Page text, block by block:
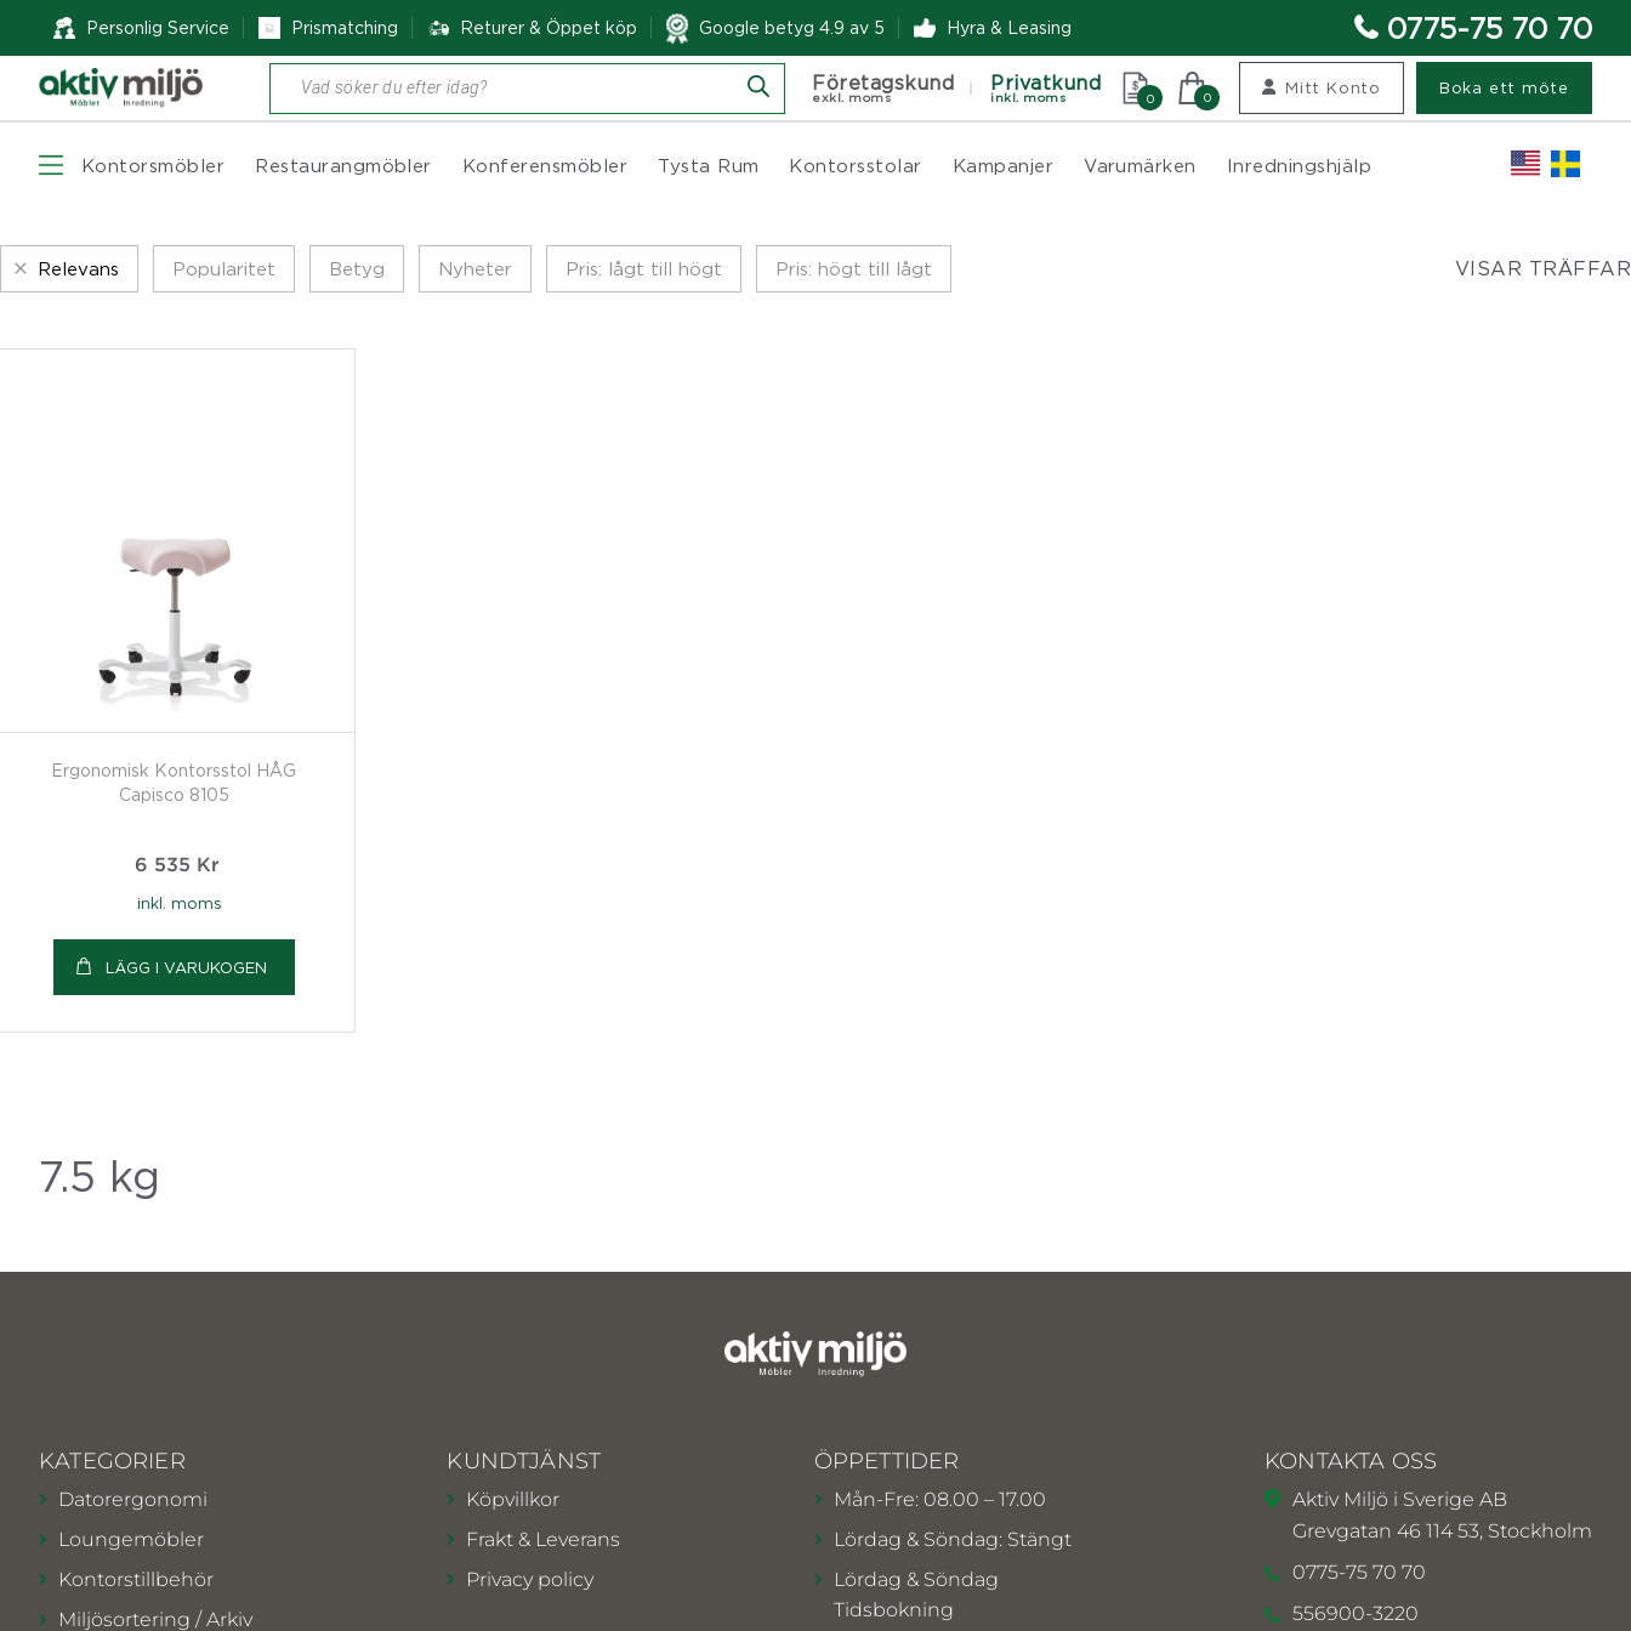
Personlig Service Prismatching Returer & Öppet köp Google betyg 4.9 av 5 Hyra & Leasing 0775-75 70 70
Produktsökning Företagskund
exkl. moms
Privatkund
inkl. moms 0 0
Mitt Konto Boka ett möte
Kontorsmöbler Restaurangmöbler Konferensmöbler Tysta Rum Kontorsstolar Kampanjer Varumärken Inredningshjälp
Relevans Popularitet Betyg Nyheter Pris: lågt till högt Pris: högt till lågt VISAR TRÄFFAR
Ergonomisk Kontorsstol HÅG
Capisco 8105
6 535 Kr
inkl. moms
LÄGG I VARUKOGEN
7.5 kg
KATEGORIER
Datorergonomi
Loungemöbler
Kontorstillbehör
Miljösortering / Arkiv
KUNDTJÄNST
Köpvillkor
Frakt & Leverans
Privacy policy
ÖPPETTIDER
Mån-Fre: 08.00 – 17.00
Lördag & Söndag: Stängt
Lördag & Söndag
Tidsbokning
KONTAKTA OSS
Aktiv Miljö i Sverige AB
Grevgatan 46 114 53, Stockholm
0775-75 70 70
556900-3220